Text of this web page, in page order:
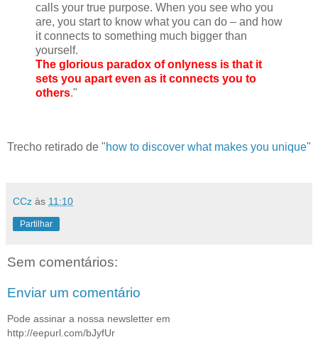
calls your true purpose. When you see who you
are, you start to know what you can do – and how
it connects to something much bigger than
yourself.
The glorious paradox of onlyness is that it
sets you apart even as it connects you to
others."
Trecho retirado de "how to discover what makes you unique"
CCz às 11:10
Partilhar
Sem comentários:
Enviar um comentário
Pode assinar a nossa newsletter em
http://eepurl.com/bJyfUr